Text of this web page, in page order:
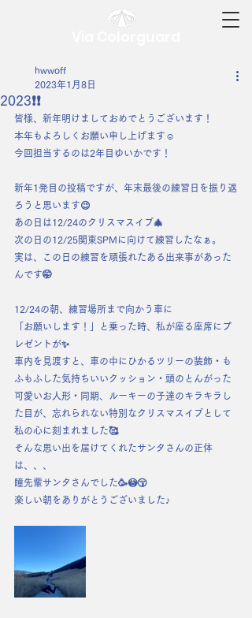
2023❗❗
hwwoff
2023年1月8日
皆様、新年明けましておめでとうございます！
本年もよろしくお願い申し上げます☺︎
今回担当するのは2年目ゆいかです！
新年1発目の投稿ですが、年末最後の練習日を振り返
ろうと思います😉
あの日は12/24のクリスマスイブ🎄
次の日の12/25関東SPMに向けて練習したなぁ。
実は、この日の練習を頑張れたある出来事があった
んです🤭
12/24の朝、練習場所まで向かう車に
「お願いします！」と乗った時、私が座る座席にプ
レゼントが✨
車内を見渡すと、車の中にひかるツリーの装飾・も
ふもふした気持ちいいクッション・頭のとんがった
可愛いお人形・同期、ルーキーの子達のキラキラし
た目が、忘れられない特別なクリスマスイブとして
私の心に刻まれました🥰
そんな思い出を届けてくれたサンタさんの正体
は、、、
瞳先輩サンタさんでした🥳😳😚
楽しい朝をありがとうございました♪